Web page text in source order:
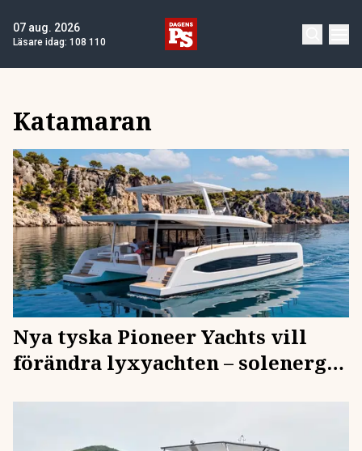
07 aug. 2026
Läsare idag: 108 110
Katamaran
Nya tyska Pioneer Yachts vill
förändra lyxyachten – solenergi